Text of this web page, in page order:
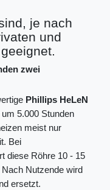
je nach
und
zwei
Phillips HeLeN
5.000 Stunden
meist nur
Bei
diese Röhre 10 - 15
Nutzende wird
ersetzt.